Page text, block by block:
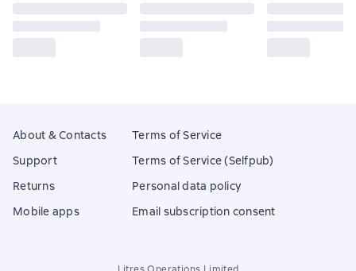
About & Contacts
Support
Returns
Mobile apps
Terms of Service
Terms of Service (Selfpub)
Personal data policy
Email subscription consent